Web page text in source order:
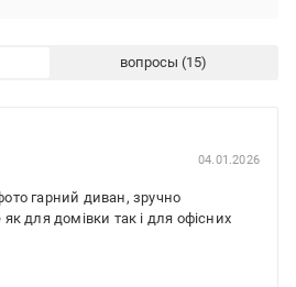
вопросы
04.01.2026
гарний диван, зручно
як для домівки так і для офісних